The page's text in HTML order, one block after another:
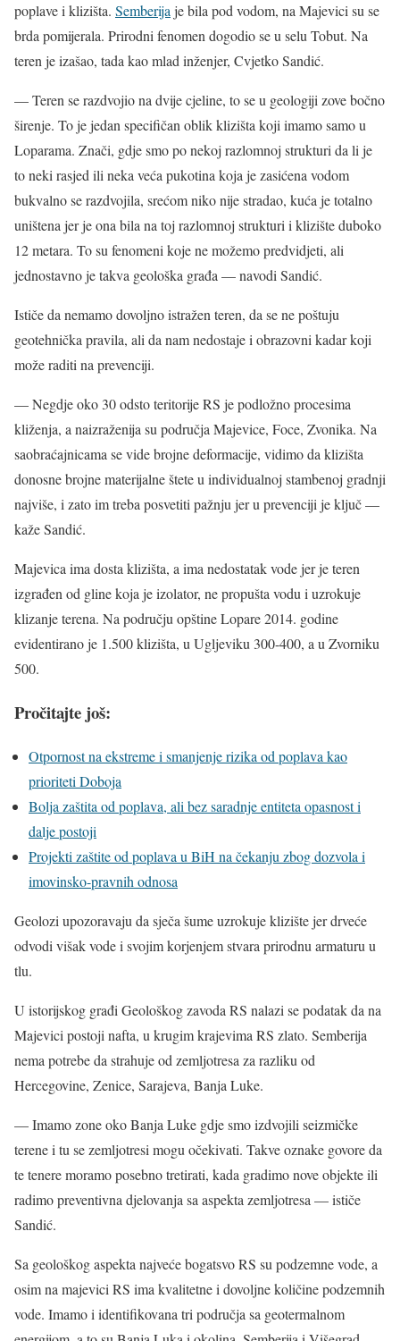
poplave i klizišta. Semberijaje bila pod vodom, na Majevici su se
brda pomijerala. Prirodni fenomen dogodio se u selu Tobut. Na
teren je izašao, tada kao mlad inženjer, Cvjetko Sandić.
— Teren se razdvojio na dvije cjeline, to se u geologiji zove bočno
širenje. To je jedan specifičan oblik klizišta koji imamo samo u
Loparama. Znači, gdje smo po nekoj razlomnoj strukturi da li je
to neki rasjed ili neka veća pukotina koja je zasićena vodom
bukvalno se razdvojila, srećom niko nije stradao, kuća je totalno
uništena jer je ona bila na toj razlomnoj strukturi i klizište duboko
12 metara. To su fenomeni koje ne možemo predvidjeti, ali
jednostavno je takva geološka građa — navodi Sandić.
Ističe da nemamo dovoljno istražen teren, da se ne poštuju
geotehnička pravila, ali da nam nedostaje i obrazovni kadar koji
može raditi na prevenciji.
— Negdje oko 30 odsto teritorije RS je podložno procesima
kliženja, a naizraženija su područja Majevice, Foce, Zvonika. Na
saobraćajnicama se vide brojne deformacije, vidimo da klizišta
donosne brojne materijalne štete u individualnoj stambenoj gradnji
najviše, i zato im treba posvetiti pažnju jer u prevenciji je ključ —
kaže Sandić.
Majevica ima dosta klizišta, a ima nedostatak vode jer je teren
izgrađen od gline koja je izolator, ne propušta vodu i uzrokuje
klizanje terena. Na području opštine Lopare 2014. godine
evidentirano je 1.500 klizišta, u Ugljeviku 300-400, a u Zvorniku
500.
Pročitajte još:
Otpornost na ekstreme i smanjenje rizika od poplava kao
prioriteti Doboja
Bolja zaštita od poplava, ali bez saradnje entiteta opasnost i
dalje postoji
Projekti zaštite od poplava u BiH na čekanju zbog dozvola i
imovinsko-pravnih odnosa
Geolozi upozoravaju da sječa šume uzrokuje klizište jer drveće
odvodi višak vode i svojim korjenjem stvara prirodnu armaturu u
tlu.
U istorijskog građi Geološkog zavoda RS nalazi se podatak da na
Majevici postoji nafta, u krugim krajevima RS zlato. Semberija
nema potrebe da strahuje od zemljotresa za razliku od
Hercegovine, Zenice, Sarajeva, Banja Luke.
— Imamo zone oko Banja Luke gdje smo izdvojili seizmičke
terene i tu se zemljotresi mogu očekivati. Takve oznake govore da
te tenere moramo posebno tretirati, kada gradimo nove objekte ili
radimo preventivna djelovanja sa aspekta zemljotresa — ističe
Sandić.
Sa geološkog aspekta najveće bogatsvo RS su podzemne vode, a
osim na majevici RS ima kvalitetne i dovoljne količine podzemnih
vode. Imamo i identifikovana tri područja sa geotermalnom